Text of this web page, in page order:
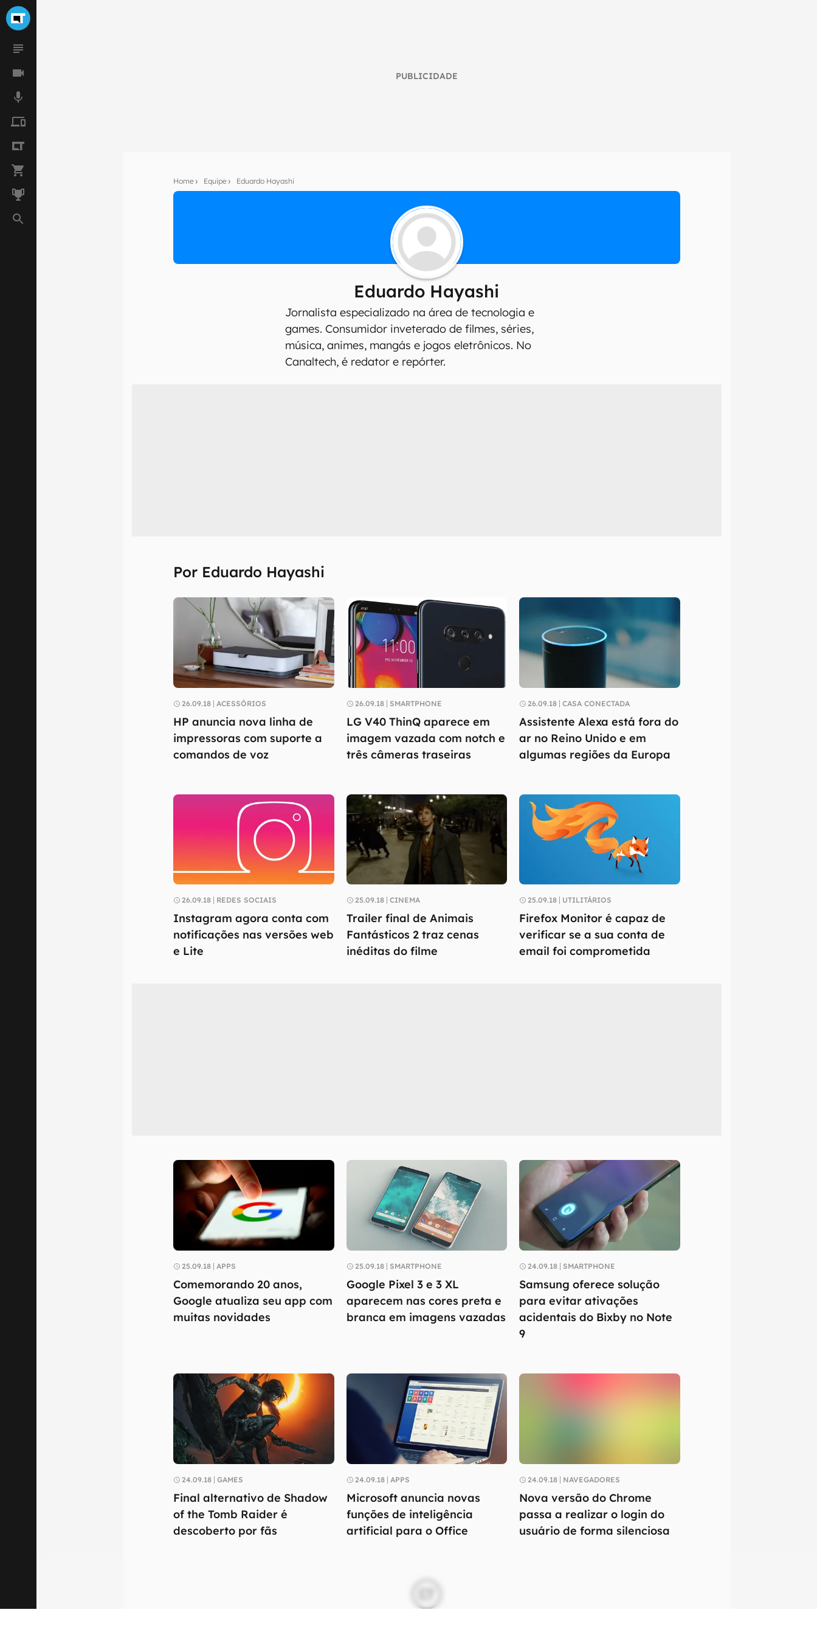
PUBLICIDADE
Home Equipe Eduardo Hayashi
Eduardo Hayashi
Jornalista especializado na área de tecnologia e
games. Consumidor inveterado de filmes, séries,
música, animes, mangás e jogos eletrônicos. No
Canaltech, é redator e repórter.
Por Eduardo Hayashi
26.09.18 ACESSÓRIOS
HP anuncia nova linha de
impressoras com suporte a
comandos de voz
26.09.18 SMARTPHONE
LG V40 ThinQ aparece em
imagem vazada com notch e
três câmeras traseiras
26.09.18 CASA CONECTADA
Assistente Alexa está fora do
ar no Reino Unido e em
algumas regiões da Europa
26.09.18 REDES SOCIAIS
Instagram agora conta com
notificações nas versões web
e Lite
25.09.18 CINEMA
Trailer final de Animais
Fantásticos 2 traz cenas
inéditas do filme
25.09.18 UTILITÁRIOS
Firefox Monitor é capaz de
verificar se a sua conta de
email foi comprometida
25.09.18 APPS
Comemorando 20 anos,
Google atualiza seu app com
muitas novidades
25.09.18 SMARTPHONE
Google Pixel 3 e 3 XL
aparecem nas cores preta e
branca em imagens vazadas
24.09.18 SMARTPHONE
Samsung oferece solução
para evitar ativações
acidentais do Bixby no Note
9
24.09.18 GAMES
Final alternativo de Shadow
of the Tomb Raider é
descoberto por fãs
24.09.18 APPS
Microsoft anuncia novas
funções de inteligência
artificial para o Office
24.09.18 NAVEGADORES
Nova versão do Chrome
passa a realizar o login do
usuário de forma silenciosa